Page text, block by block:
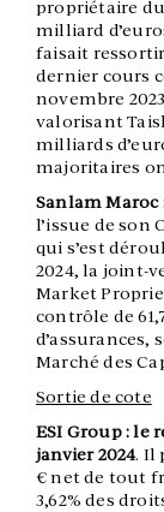
propriétaire du
milliard
faisait
dernier cours
novembre
valorisant
milliards
majoritaires
Sanlam Maroc
l’issue de son
qui s’est
2024, la joint-
Market
contrôle de
d’assurances,
Marché des
Sortie de cote
ESI Group : le
janvier 2024. Il
€ net de tout
3,62% des